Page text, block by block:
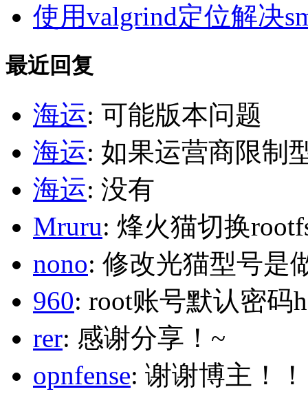
使用valgrind定位解决
最近回复
海运: 可能版本问题
海运: 如果运营商限制
海运: 没有
Mruru: 烽火猫切换
nono: 修改光猫型号是
960: root账号默认密码
rer: 感谢分享！~
opnfense: 谢谢博主！